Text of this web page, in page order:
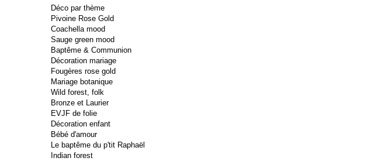
Déco par thème
Pivoine Rose Gold
Coachella mood
Sauge green mood
Baptême & Communion
Décoration mariage
Fougères rose gold
Mariage botanique
Wild forest, folk
Bronze et Laurier
EVJF de folie
Décoration enfant
Bébé d'amour
Le baptême du p'tit Raphaël
Indian forest